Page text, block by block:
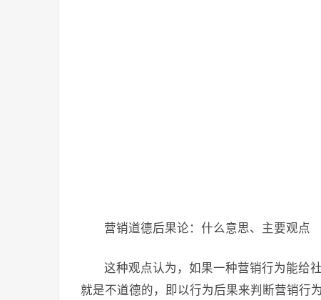
营销道德后果论：什么意思、主要观点
这种观点认为，如果一种营销行为能给
就是不道德的，即以行为后果来判断营销行